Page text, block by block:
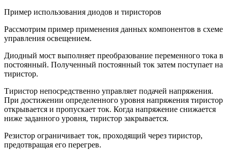
Пример использования диодов и тиристоров
Рассмотрим пример применения данных компонентов в схеме
управления освещением.
Диодный мост выполняет преобразование переменного тока в
постоянный. Полученный постоянный ток затем поступает на
тиристор.
Тиристор непосредственно управляет подачей напряжения.
При достижении определенного уровня напряжения тиристор
открывается и пропускает ток. Когда напряжение снижается
ниже заданного уровня, тиристор закрывается.
Резистор ограничивает ток, проходящий через тиристор,
предотвращая его перегрев.